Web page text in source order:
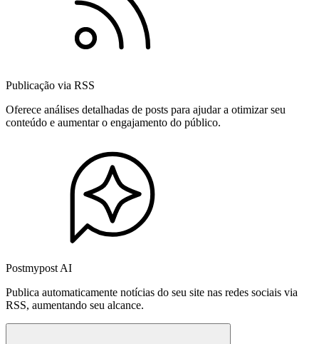
Publicação via RSS
Oferece análises detalhadas de posts para ajudar a otimizar seu
conteúdo e aumentar o engajamento do público.
Postmypost AI
Publica automaticamente notícias do seu site nas redes sociais via
RSS, aumentando seu alcance.